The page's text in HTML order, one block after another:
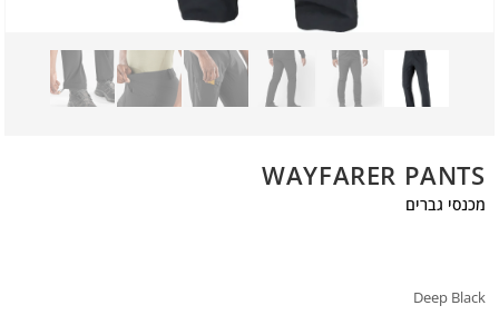
WAYFARER PANTS
מכנסי גברים
Deep Black